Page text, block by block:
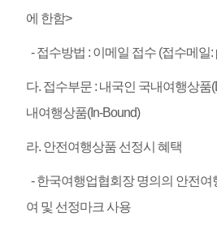
에 한함>
- 접수방법 : 이메일 접수 (접수메일:
다. 접수부문 : 내국인 국내여행상품
내여행상품(In-Bound)
라. 안전여행상품 선정시 혜택
- 한국여행업협회장 명의의 안전여
여 및 선정마크 사용